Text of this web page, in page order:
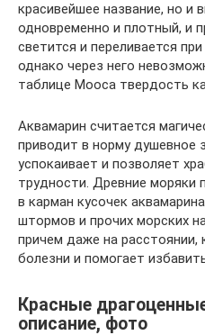
красивейшее название, но и
одновременно и плотный, и
светится и переливается
однако через него
таблице Мооса твердость
Аквамарин считается
приводит в норму душевное
успокаивает и позволяет
трудности. Древние моряки
в карман кусочек
штормов и прочих морских
причем даже на
болезни и помогает
Красные
описание, фото